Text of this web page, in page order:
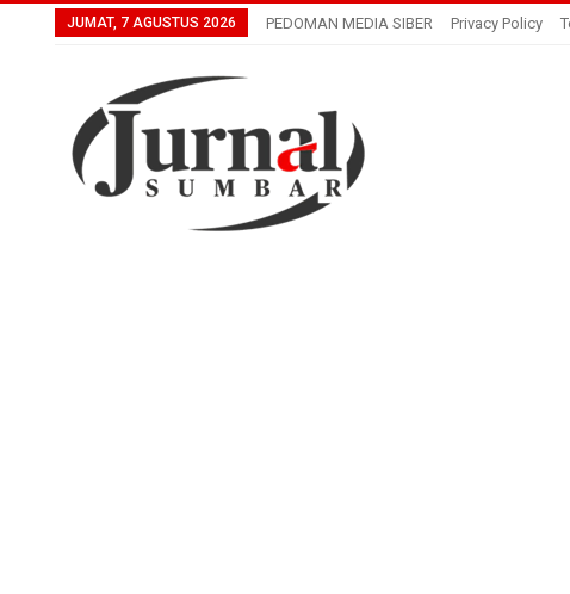
JUMAT, 7 AGUSTUS 2026 PEDOMAN MEDIA SIBER Privacy Policy